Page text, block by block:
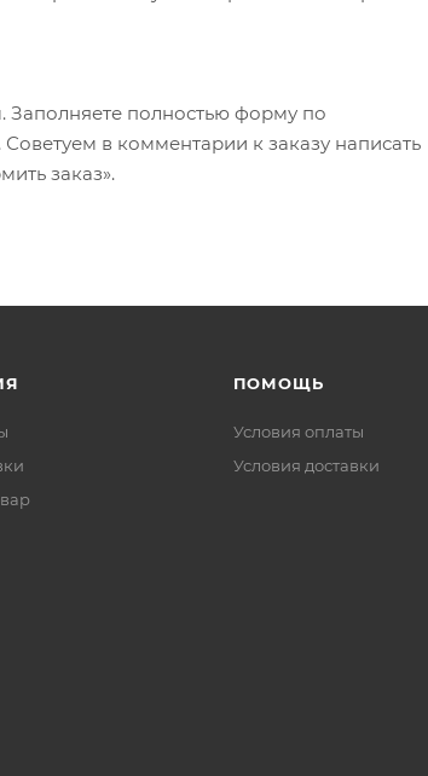
полностью форму по
в комментарии к заказу написать
заказ».
ПОМОЩЬ
Условия оплаты
Условия доставки